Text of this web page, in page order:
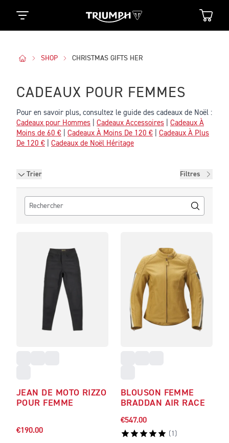
SHOP CHRISTMAS GIFTS HER
CADEAUX POUR FEMMES
Pour en savoir plus, consultez le guide des cadeaux de Noël :
Cadeaux pour Hommes
Cadeaux Accessoires
Cadeaux À
Moins de 60 €
Cadeaux À Moins De 120 €
Cadeaux À Plus
De 120 €
Cadeaux de Noël Héritage
Trier Filtres
Filtres
JEAN DE MOTO RIZZO
POUR FEMME
€190.00
BLOUSON FEMME
BRADDAN AIR RACE
€547.00
( 1 )